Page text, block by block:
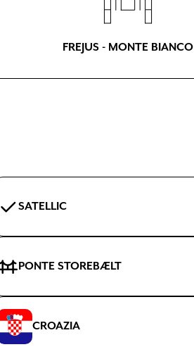
FREJUS - MONTE BIANCO
SATELLIC
PONTE STOREBÆLT
CROAZIA